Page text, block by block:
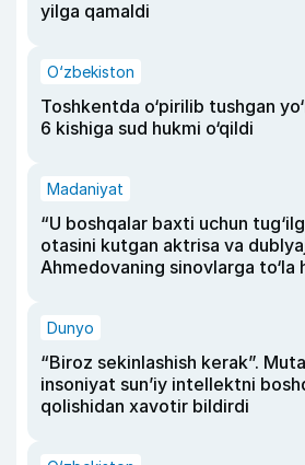
yilga qamaldi
O‘zbekiston
Toshkentda o‘pirilib tushgan
6 kishiga sud hukmi o‘qildi
Madaniyat
“U boshqalar baxti uchun
otasini kutgan aktrisa va
Ahmedovaning sinovlarga to‘la
Dunyo
“Biroz sekinlashish kerak”.
insoniyat sun’iy intellektni
qolishidan xavotir bildirdi